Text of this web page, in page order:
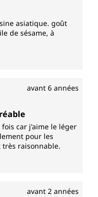
asiatique. goût
de sésame, à
avant 6 années
car j'aime le léger
pour les
très raisonnable.
avant 2 années